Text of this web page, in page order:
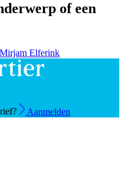
of een
Elferink
Aanmelden